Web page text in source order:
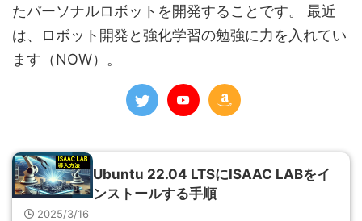
たパーソナルロボットを開発することです。 最近
は、ロボット開発と強化学習の勉強に力を入れてい
ます（NOW）。
Ubuntu 22.04 LTSにISAAC LABをイ
ンストールする手順
2025/3/16